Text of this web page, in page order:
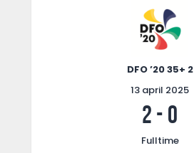
DFO ’20 35+ 2
13 april 2025
2 - 0
Fulltime